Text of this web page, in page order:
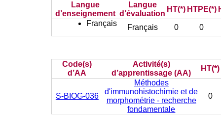
Langue
d’enseignement
Langue
d’évaluation
HT(*) HTPE(*)
Français
Français 0 0
Code(s)
d’AA
Activité(s)
d’apprentissage (AA)
HT(*)
S-BIOG-036
Méthodes
d'immunohistochimie et de
morphométrie - recherche
fondamentale
0